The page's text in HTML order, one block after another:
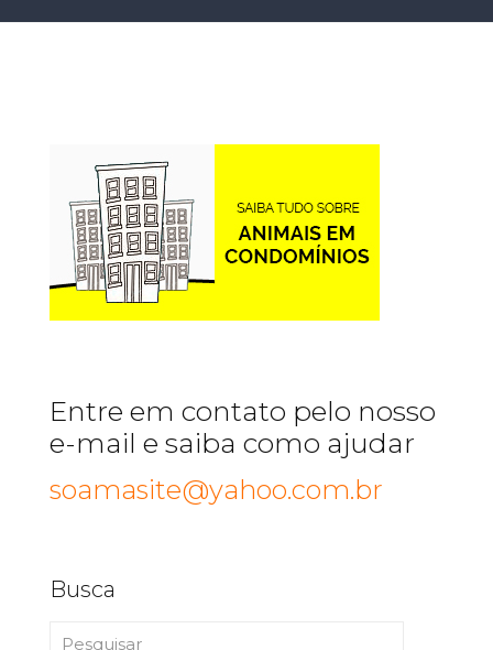
Entre em contato pelo nosso
e-mail e saiba como ajudar
soamasite@yahoo.com.br
Busca